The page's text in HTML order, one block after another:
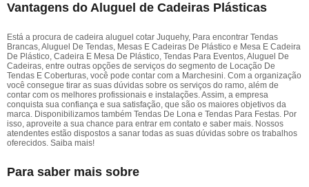
Vantagens do Aluguel de Cadeiras Plásticas
Está a procura de cadeira aluguel cotar Juquehy, Para encontrar Tendas
Brancas, Aluguel De Tendas, Mesas E Cadeiras De Plástico e Mesa E Cadeira
De Plástico, Cadeira E Mesa De Plástico, Tendas Para Eventos, Aluguel De
Cadeiras, entre outras opções de serviços do segmento de Locação De
Tendas E Coberturas, você pode contar com a Marchesini. Com a organização
você consegue tirar as suas dúvidas sobre os serviços do ramo, além de
contar com os melhores profissionais e instalações. Assim, a empresa
conquista sua confiança e sua satisfação, que são os maiores objetivos da
marca. Disponibilizamos também Tendas De Lona e Tendas Para Festas. Por
isso, aproveite a sua chance para entrar em contato e saber mais. Nossos
atendentes estão dispostos a sanar todas as suas dúvidas sobre os trabalhos
oferecidos. Saiba mais!
Para saber mais sobre